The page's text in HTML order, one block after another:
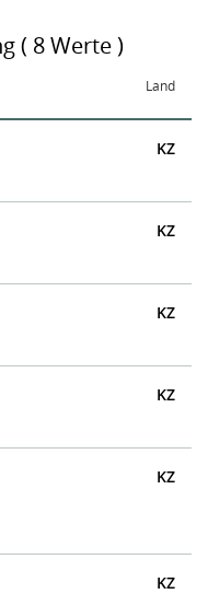
( 8 Werte )
Land
KZ
KZ
KZ
KZ
KZ
KZ